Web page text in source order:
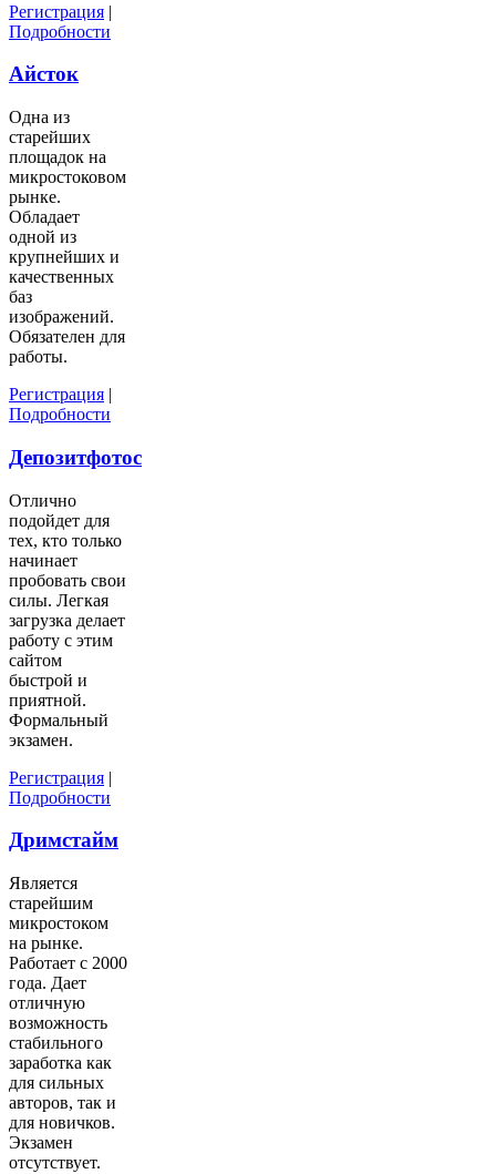
Регистрация |
Подробности
Айсток
Одна из
старейших
площадок на
микростоковом
рынке.
Обладает
одной из
крупнейших и
качественных
баз
изображений.
Обязателен для
работы.
Регистрация |
Подробности
Депозитфотос
Отлично
подойдет для
тех, кто только
начинает
пробовать свои
силы. Легкая
загрузка делает
работу с этим
сайтом
быстрой и
приятной.
Формальный
экзамен.
Регистрация |
Подробности
Дримстайм
Является
старейшим
микростоком
на рынке.
Работает с 2000
года. Дает
отличную
возможность
стабильного
заработка как
для сильных
авторов, так и
для новичков.
Экзамен
отсутствует.